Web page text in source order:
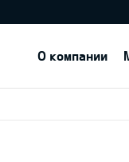
О компании